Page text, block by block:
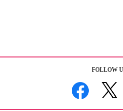
FOLLOW